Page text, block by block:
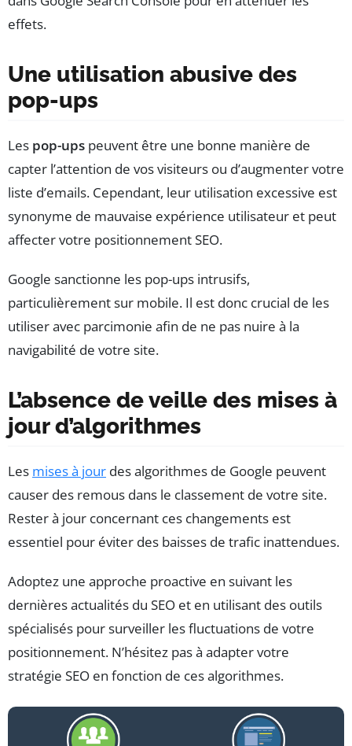
effets.
Une utilisation abusive des
pop-ups
Les pop-ups peuvent être une bonne manière de
capter l’attention de vos visiteurs ou d’augmenter votre
liste d’emails. Cependant, leur utilisation excessive est
synonyme de mauvaise expérience utilisateur et peut
affecter votre positionnement SEO.
Google sanctionne les pop-ups intrusifs,
particulièrement sur mobile. Il est donc crucial de les
utiliser avec parcimonie afin de ne pas nuire à la
navigabilité de votre site.
L’absence de veille des mises à
jour d’algorithmes
Les mises à jour des algorithmes de Google peuvent
causer des remous dans le classement de votre site.
Rester à jour concernant ces changements est
essentiel pour éviter des baisses de trafic inattendues.
Adoptez une approche proactive en suivant les
dernières actualités du SEO et en utilisant des outils
spécialisés pour surveiller les fluctuations de votre
positionnement. N’hésitez pas à adapter votre
stratégie SEO en fonction de ces algorithmes.